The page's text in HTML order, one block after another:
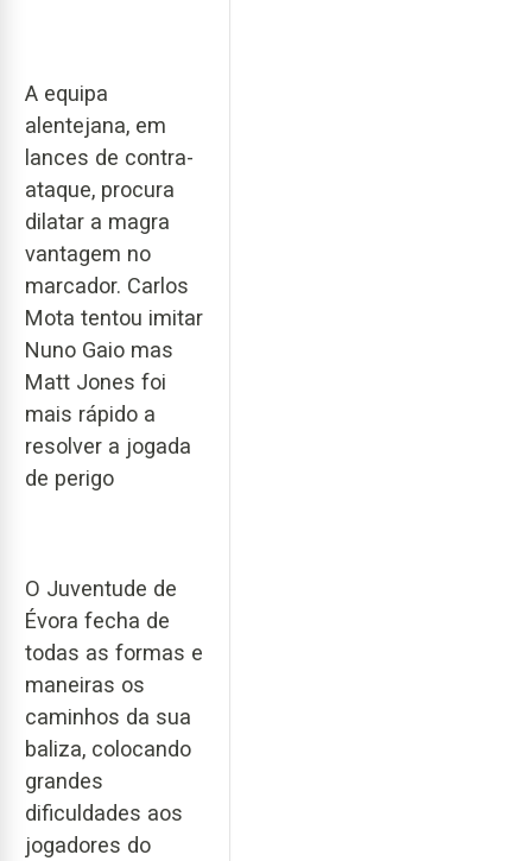
A equipa
alentejana, em
lances de contra-
ataque, procura
dilatar a magra
vantagem no
marcador. Carlos
Mota tentou imitar
Nuno Gaio mas
Matt Jones foi
mais rápido a
resolver a jogada
de perigo
O Juventude de
Évora fecha de
todas as formas e
maneiras os
caminhos da sua
baliza, colocando
grandes
dificuldades aos
jogadores do